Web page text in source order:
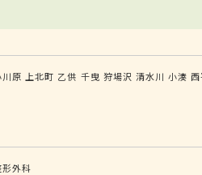
川原 上北町 乙供 千曳 狩場沢 清水川 小湊
外科